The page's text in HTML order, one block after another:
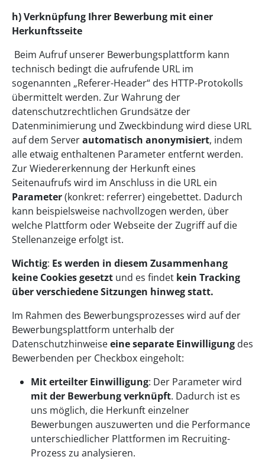
h)Verknüpfung Ihrer Bewerbung mit einer
Herkunftsseite
Beim Aufruf unserer Bewerbungsplattform kann
technisch bedingt die aufrufende URL im
sogenannten „Referer-Header“ des HTTP-Protokolls
übermittelt werden. Zur Wahrung der
datenschutzrechtlichen Grundsätze der
Datenminimierung und Zweckbindung wird diese URL
auf dem Serverautomatisch anonymisiert, indem
alle etwaig enthaltenen Parameter entfernt werden.
Zur Wiedererkennung der Herkunft eines
Seitenaufrufs wird im Anschluss in die URL ein
Parameter(konkret: referrer) eingebettet. Dadurch
kann beispielsweise nachvollzogen werden, über
welche Plattform oder Webseite der Zugriff auf die
Stellenanzeige erfolgt ist.
Wichtig: Es werden in diesem Zusammenhang
keine Cookies gesetzt und es findet kein Tracking
über verschiedene Sitzungen hinweg statt.
Im Rahmen des Bewerbungsprozesses wird auf der
Bewerbungsplattform unterhalb der
Datenschutzhinweiseeine separate Einwilligung des
Bewerbenden per Checkbox eingeholt:
Mit erteilter Einwilligung: Der Parameter wird
mit der Bewerbung verknüpft. Dadurch ist es
uns möglich, die Herkunft einzelner
Bewerbungen auszuwerten und die Performance
unterschiedlicher Plattformen im Recruiting-
Prozess zu analysieren.